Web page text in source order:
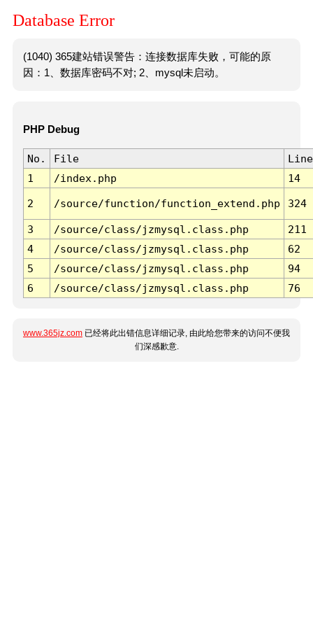
Database Error
(1040) 365建站错误警告：连接数据库失败，可能的原
因：1、数据库密码不对; 2、mysql未启动。
PHP Debug
No. File
Line
1
/index.php 14
2 /source/function/function_extend.php 324
3 /source/class/jzmysql.class.php
211
4
/source/class/jzmysql.class.php
62
5
/source/class/jzmysql.class.php
94
6
/source/class/jzmysql.class.php 76
www.365jz.com 已经将此出错信息详细记录, 由此给您带来的访问不便我
们深感歉意.